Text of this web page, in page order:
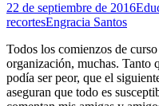
22 de septiembre de 2016
recortesEngracia Santos
Todos los comienzos de
organización, muchas. Tanto
podía ser peor, que el
aseguran que todo es